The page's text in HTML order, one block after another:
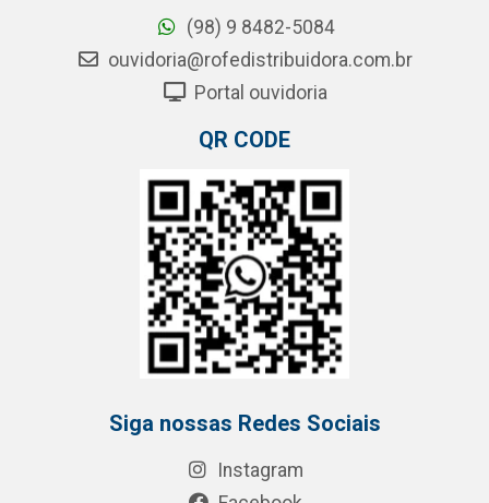
(98) 9 8482-5084
ouvidoria@rofedistribuidora.com.br
Portal ouvidoria
QR CODE
Siga nossas Redes Sociais
Instagram